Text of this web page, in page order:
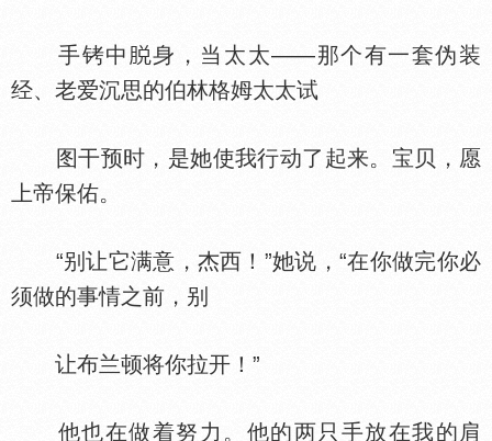
手铐中
身，当太太——那个有一套伪装
经、老爱沉思的伯林格姆太太试
图干预时，是她使我行动了起来。宝贝，愿
上帝保佑。
“别让它满意，杰西！”她说，“在你做完你必
须做的事情之前，别
让布兰顿将你拉开！”
他也在做着努力。他的两只手放在我的肩